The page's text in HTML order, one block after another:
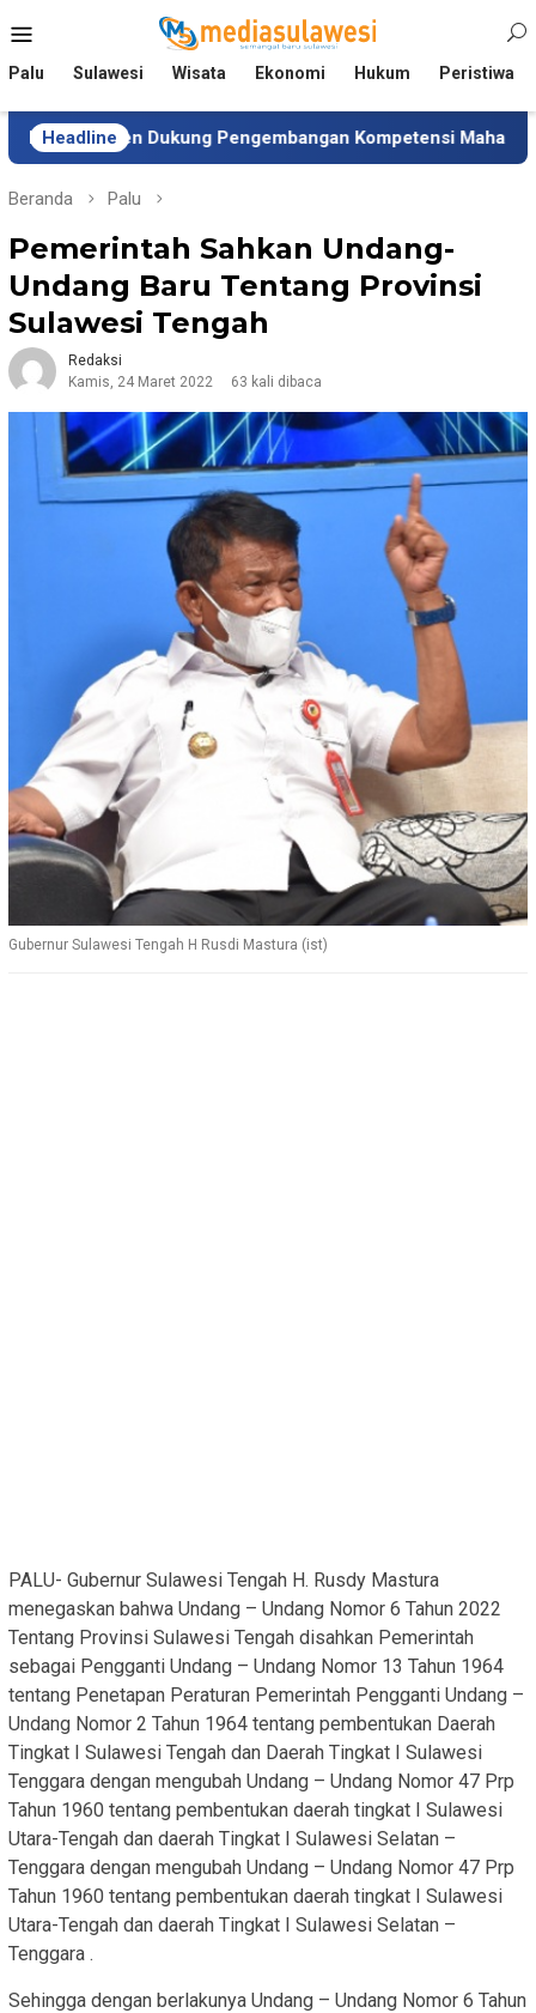
ke
Mobile
Palu Sulawesi Wisata Ekonomi Hukum Peristiwa
Headline
Dukung Pengembangan Kompetensi Mahasiswa
Beranda Palu
Pemerintah Sahkan Undang-
Undang Baru Tentang Provinsi
Sulawesi Tengah
Redaksi
Kamis, 24 Maret 2022
63 kali dibaca
Gubernur Sulawesi Tengah H Rusdi Mastura (ist)
PALU- Gubernur Sulawesi Tengah H. Rusdy Mastura
menegaskan bahwa Undang – Undang Nomor 6 Tahun 2022
Tentang Provinsi Sulawesi Tengah disahkan Pemerintah
sebagai Pengganti Undang – Undang Nomor 13 Tahun 1964
tentang Penetapan Peraturan Pemerintah Pengganti Undang –
Undang Nomor 2 Tahun 1964 tentang pembentukan Daerah
Tingkat I Sulawesi Tengah dan Daerah Tingkat I Sulawesi
Tenggara dengan mengubah Undang – Undang Nomor 47 Prp
Tahun 1960 tentang pembentukan daerah tingkat I Sulawesi
Utara-Tengah dan daerah Tingkat I Sulawesi Selatan –
Tenggara dengan mengubah Undang – Undang Nomor 47 Prp
Tahun 1960 tentang pembentukan daerah tingkat I Sulawesi
Utara-Tengah dan daerah Tingkat I Sulawesi Selatan –
Tenggara .
Sehingga dengan berlakunya Undang – Undang Nomor 6 Tahun